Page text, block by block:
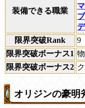
装備できる職業
限界突破Rank
9
限界突破ボーナス1
限界突破ボーナス2
オリジンの豪明